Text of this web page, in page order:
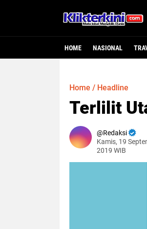
HOME NASIONAL
Home / Headline
Terlilit
Redaksi
Kamis, 19
2019 WIB